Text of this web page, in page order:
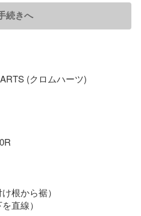
続きへ
(クロムハーツ)
根から裾）
直線）